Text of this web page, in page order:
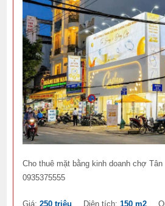
Cho thuê mặt bằng kinh doanh chợ
0935375555
Giá:250 triệu Diện tích:150 m2